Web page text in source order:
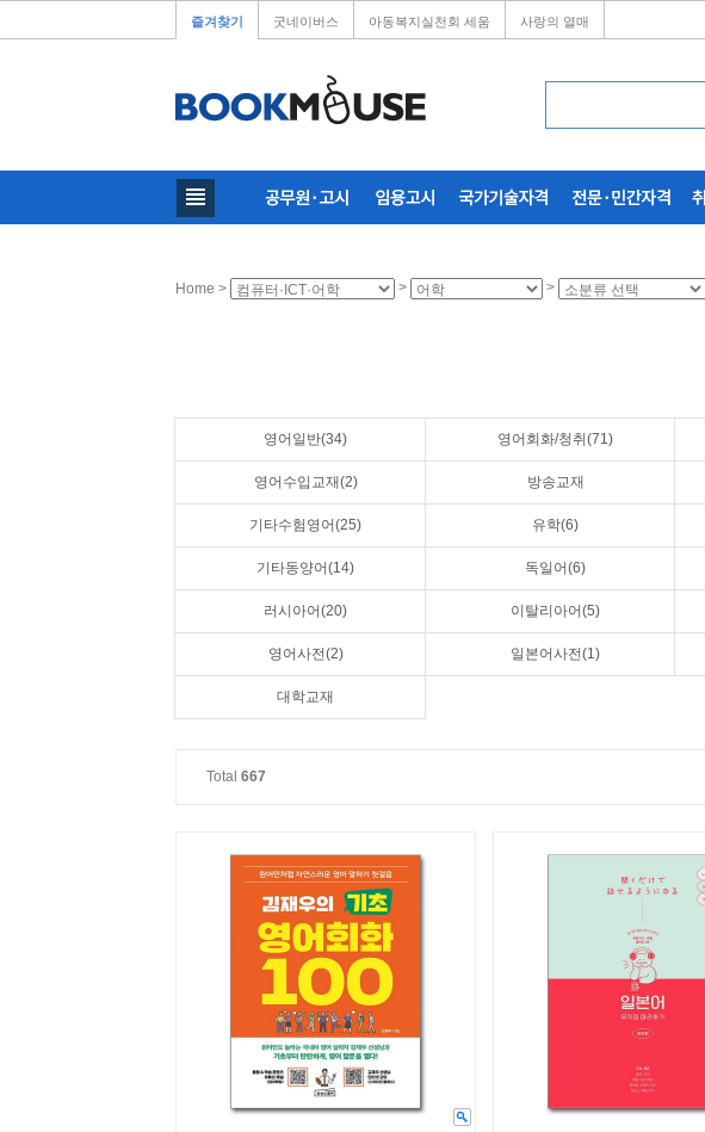
즐겨찾기 굿네이버스 아동복지실천회 세움 사랑의 열매
Home > > >
영어일반(34) 영어회화/청취(71)
영어수입교재(2) 방송교재
기타수험영어(25) 유학(6)
기타동양어(14) 독일어(6)
러시아어(20) 이탈리아어(5)
영어사전(2) 일본어사전(1)
대학교재
Total 667